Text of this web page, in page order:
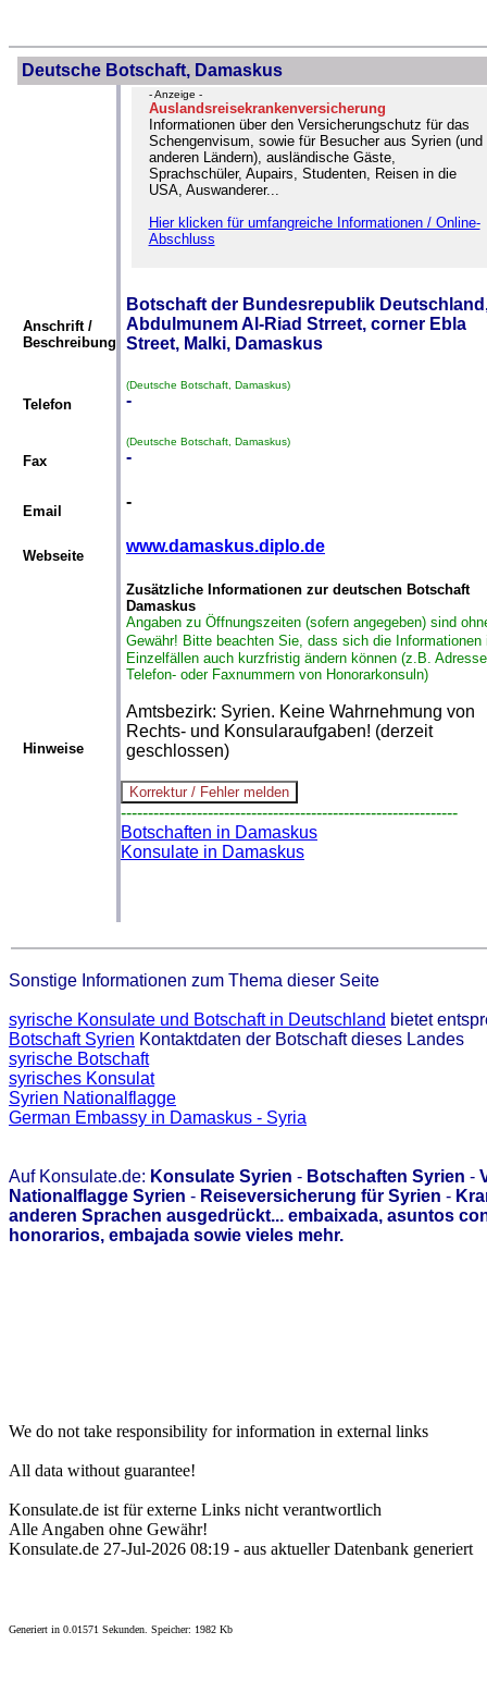
Deutsche Botschaft, Damaskus
- Anzeige -
Auslandsreisekrankenversicherung
Informationen über den Versicherungschutz für das
Schengenvisum, sowie für Besucher aus Syrien (und
anderen Ländern), ausländische Gäste,
Sprachschüler, Aupairs, Studenten, Reisen in die
USA, Auswanderer...
Hier klicken für umfangreiche Informationen / Online-
Abschluss
Anschrift /
Beschreibung
Botschaft der Bundesrepublik
Abdulmunem Al-Riad Strreet, corner Ebla
Street, Malki, Damaskus
Telefon
(Deutsche Botschaft, Damaskus)
-
Fax
(Deutsche Botschaft, Damaskus)
-
Email
-
Webseite
www.damaskus.diplo.de
Hinweise
Zusätzliche Informationen zur deutschen Botschaft
Damaskus
Angaben zu Öffnungszeiten (sofern angegeben) sind
Gewähr! Bitte beachten Sie, dass sich die Informationen
Einzelfällen auch kurzfristig ändern können (z.B.
Telefon- oder Faxnummern von Honorarkonsuln)
Amtsbezirk: Syrien. Keine Wahrnehmung von
Rechts- und Konsularaufgaben! (derzeit
geschlossen)
--------------------------------------------------------------
Botschaften in Damaskus
Konsulate in Damaskus
Sonstige Informationen zum Thema dieser Seite
syrische Konsulate und Botschaft in Deutschland bietet
Botschaft Syrien Kontaktdaten der Botschaft dieses Landes
syrische Botschaft
syrisches Konsulat
Syrien Nationalflagge
German Embassy in Damaskus - Syria
Auf Konsulate.de: Konsulate Syrien - Botschaften Syrien -
Nationalflagge Syrien - Reiseversicherung für Syrien -
anderen Sprachen ausgedrückt... embaixada, asuntos
honorarios, embajada sowie vieles mehr.
We do not take responsibility for information in external links
All data without guarantee!
Konsulate.de ist für externe Links nicht verantwortlich
Alle Angaben ohne Gewähr!
Konsulate.de 27-Jul-2026 08:19 - aus aktueller Datenbank generiert
Generiert in 0.01571 Sekunden. Speicher: 1982 Kb